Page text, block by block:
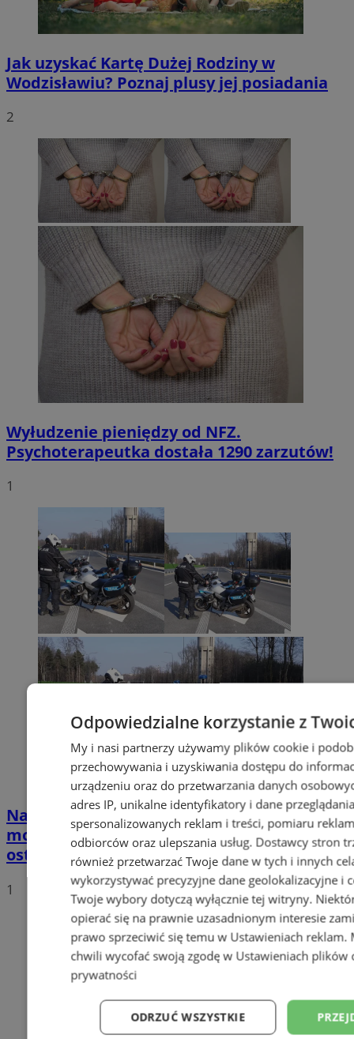
Jak uzyskać Kartę Dużej Rodziny w
Wodzisławiu? Poznaj plusy jej posiadania
2
Wyłudzenie pieniędzy od NFZ.
Psychoterapeutka dostała 1290 zarzutów!
1
Na drogach można spotkać więcej
motocyklistów. Policjanci apelują o
ostrożność i rozwagę
1
Odpowiedzialne korzystanie z
My i nasi partnerzy używamy plików cookie i
przechowywania i uzyskiwania dostępu do
urządzeniu oraz do przetwarzania danych
adres IP, unikalne identyfikatory i dane
spersonalizowanych reklam i treści, pomiaru
odbiorców oraz ulepszania usług. Dostawcy stron
również przetwarzać Twoje dane w tych i innych
wykorzystywać precyzyjne dane geolokalizacyjne i
Twoje wybory dotyczą wyłącznie tej witryny.
opierać się na prawnie uzasadnionym interesie
prawo sprzeciwić się temu w Ustawieniach reklam.
chwili wycofać swoją zgodę w Ustawieniach plików
prywatności
ODRZUĆ WSZYSTKIE